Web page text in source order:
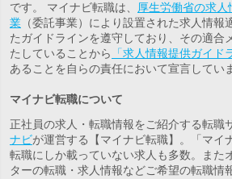
です。 マイナビ転職は、
厚生労働省の求
業 （委託事業）により設置された求人情報
たガイドラインを遵守しており、その適合
たしていることから
「求人情報提供ガイド
あることを自らの責任において宣言してい
マイナビ転職について
正社員の求人・転職情報をご紹介する転職
ナビが運営する【マイナビ転職】。「マイ
転職にしか載っていない求人も多数。また
ターの転職・求人情報などご希望の転職情